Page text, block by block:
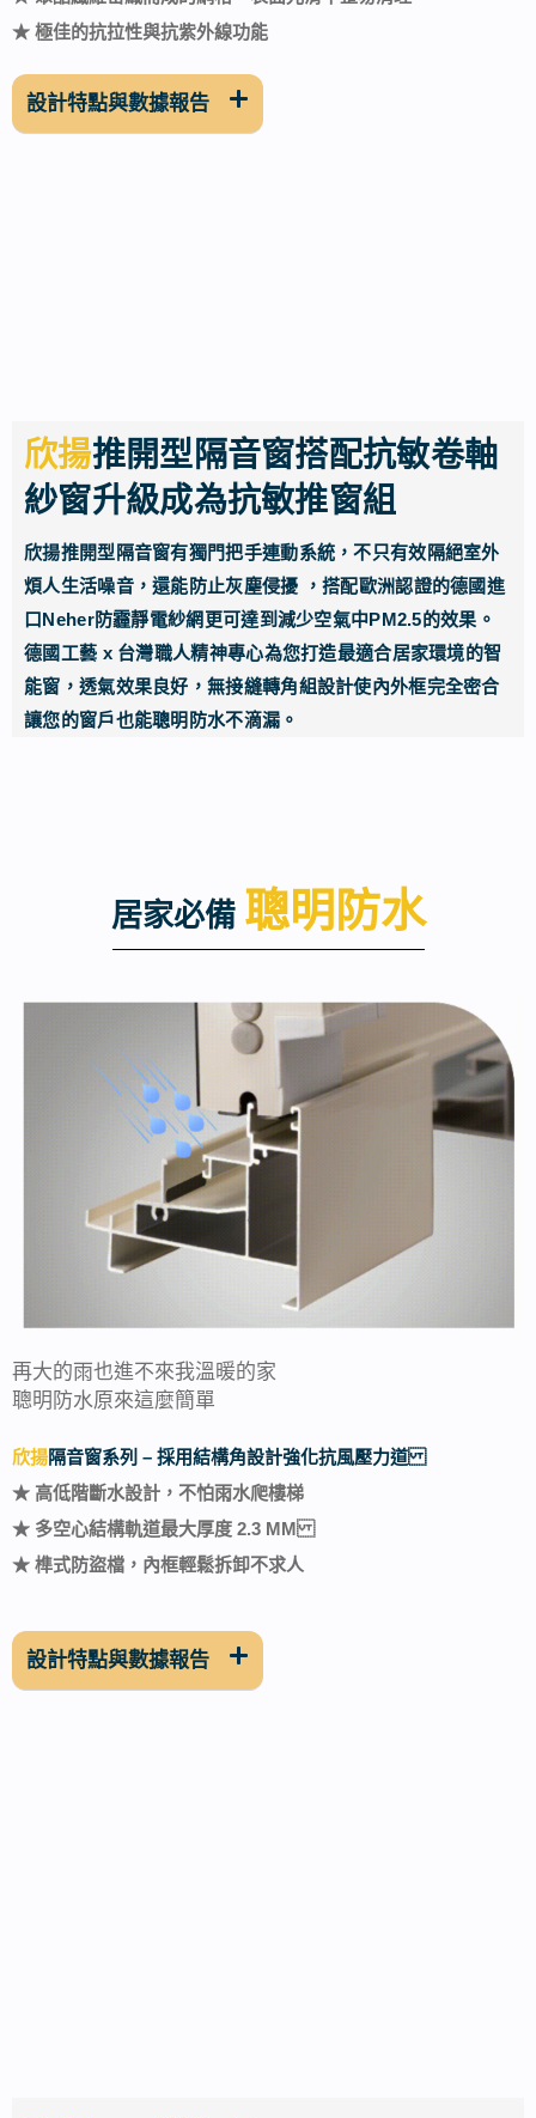
★ 極佳的抗拉性與抗紫外線功能
設計特點與數據報告
欣揚推開型隔音窗搭配抗敏卷軸
紗窗升級成為抗敏推窗組
欣揚推開型隔音窗有獨門把手連動系統，不只有效隔絕室外
煩人生活噪音，還能防止灰塵侵擾 ，搭配歐洲認證的德國進
口Neher防霾靜電紗網更可達到減少空氣中PM2.5的效果。
德國工藝 x 台灣職人精神專心為您打造最適合居家環境的智
能窗，透氣效果良好，無接縫轉角組設計使內外框完全密合
讓您的窗戶也能聰明防水不滴漏。
居家必備 聰明防水
再大的雨也進不來我溫暖的家
聰明防水原來這麼簡單
欣揚隔音窗系列 – 採用結構角設計強化抗風壓力道
★ 高低階斷水設計，不怕雨水爬樓梯
★ 多空心結構軌道最大厚度 2.3 MM
★ 榫式防盜檔，內框輕鬆拆卸不求人
設計特點與數據報告